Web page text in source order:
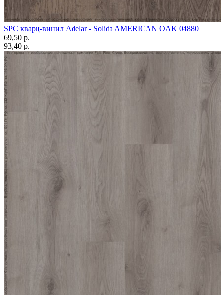
SPC кварц-винил Adelar - Solida AMERICAN OAK 04880
69,50 p.
93,40 p.